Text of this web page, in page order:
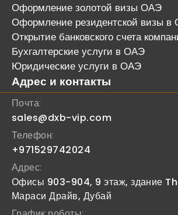
Оформление золотой визы ОАЭ
Оформление резидентской визы
Открытие банковского счета
Бухгалтерские услуги в ОАЭ
Юридические услуги в ОАЭ
Адрес и контакты
Почта:
sales@dxb-vip.com
Телефон:
+971529742024
Адрес:
Офисы 903-904, 9 этаж, здание
Мараси Драйв, Дубай